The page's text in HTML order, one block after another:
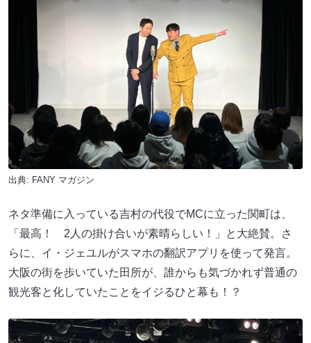
出典: FANY マガジン
ネタ準備に入っている吉村の代役でMCに立った関町は、
「最高！ 2人の掛け合いが素晴らしい！」と大絶賛。さ
らに、イ・ジェユルがスマホの翻訳アプリを使って発言。
大阪の街を歩いていた田所が、誰からも気づかれず普通の
観光客と化していたことをイジるひと幕も！？